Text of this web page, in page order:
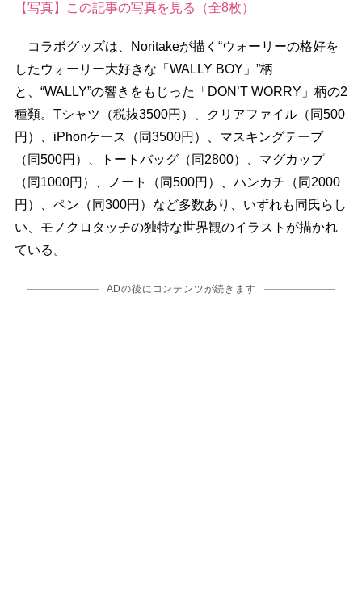
【写真】この記事の写真を見る（全8枚）
コラボグッズは、Noritakeが描く“ウォーリーの格好を
したウォーリー大好きな「WALLY BOY」”柄
と、“WALLY”の響きをもじった「DON’T WORRY」柄の2
種類。Tシャツ（税抜3500円）、クリアファイル（同500
円）、iPhonケース（同3500円）、マスキングテープ
（同500円）、トートバッグ（同2800）、マグカップ
（同1000円）、ノート（同500円）、ハンカチ（同2000
円）、ペン（同300円）など多数あり、いずれも同氏らし
い、モノクロタッチの独特な世界観のイラストが描かれ
ている。
ADの後にコンテンツが続きます